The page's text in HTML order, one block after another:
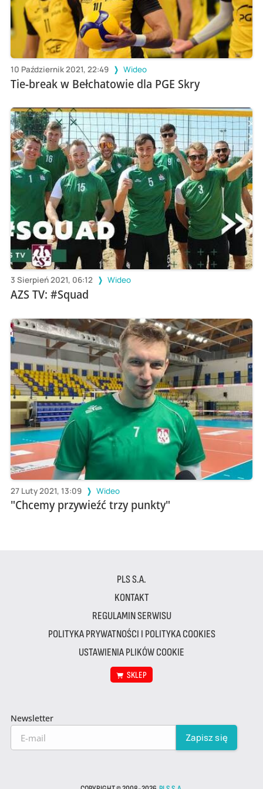
10 Październik 2021, 22:49 Wideo
Tie-break w Bełchatowie dla PGE Skry
3 Sierpień 2021, 06:12 Wideo
AZS TV: #Squad
27 Luty 2021, 13:09 Wideo
"Chcemy przywieźć trzy punkty"
PLS S.A.
KONTAKT
REGULAMIN SERWISU
POLITYKA PRYWATNOŚCI I POLITYKA COOKIES
USTAWIENIA PLIKÓW COOKIE
SKLEP
Newsletter